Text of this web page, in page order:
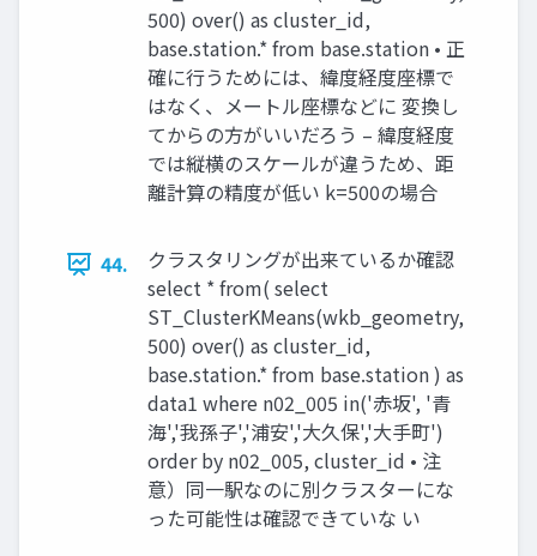
500) over() as cluster_id,
base.station.* from base.station • 正
確に行うためには、緯度経度座標で
はなく、メートル座標などに 変換し
てからの方がいいだろう – 緯度経度
では縦横のスケールが違うため、距
離計算の精度が低い k=500の場合
44.
クラスタリングが出来ているか確認
select * from( select
ST_ClusterKMeans(wkb_geometry,
500) over() as cluster_id,
base.station.* from base.station ) as
data1 where n02_005 in('赤坂', '青
海','我孫子','浦安','大久保','大手町')
order by n02_005, cluster_id • 注
意）同一駅なのに別クラスターにな
った可能性は確認できていな い